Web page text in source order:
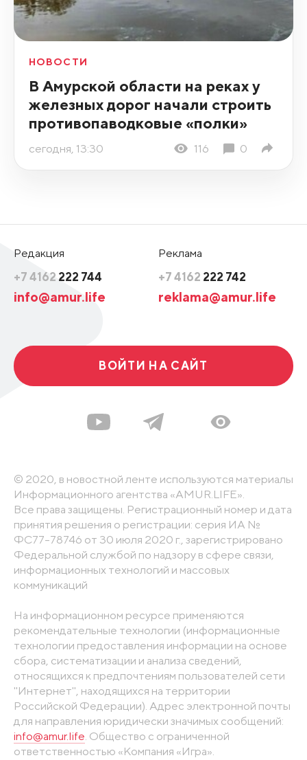
НОВОСТИ
В Амурской области на реках у
железных дорог начали строить
противопаводковые «полки»
сегодня, 13:30 116 0
Редакция
+7 4162 222 744
info@amur.life
Реклама
+7 4162 222 742
reklama@amur.life
ВОЙТИ НА САЙТ
© 2020, в новостной ленте используются материалы
Информационного агентства «AMUR.LIFE».
Все права защищены. Регистрационный номер и дата
принятия решения о регистрации: серия ИА №
ФС77-78746 от 30 июля 2020 г., зарегистрировано
Федеральной службой по надзору в сфере связи,
информационных технологий и массовых
коммуникаций
На информационном ресурсе применяются
рекомендательные технологии (информационные
технологии предоставления информации на основе
сбора, систематизации и анализа сведений,
относящихся к предпочтениям пользователей сети
"Интернет", находящихся на территории
Российской Федерации). Адрес электронной почты
для направления юридически значимых сообщений:
info@amur.life. Общество с ограниченной
ответственностью «Компания «Игра».